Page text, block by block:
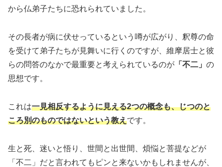
から仏弟子たちに恐れられていました。
その長者が病に伏せっているという噂が広がり、釈尊の命
を受けて弟子たちが見舞いに行くのですが、維摩居士と彼
らの問答のなかで最重要と考えられているのが 「不二」 の
思想です。
これは一見相反するように見える2つの概念も、じつのと
ころ別のものではないという教えです。
生と死、迷いと悟り、世間と出世間、煩悩と菩提などが
「不二」だと言われてもピンと来ないかもしれませんが、